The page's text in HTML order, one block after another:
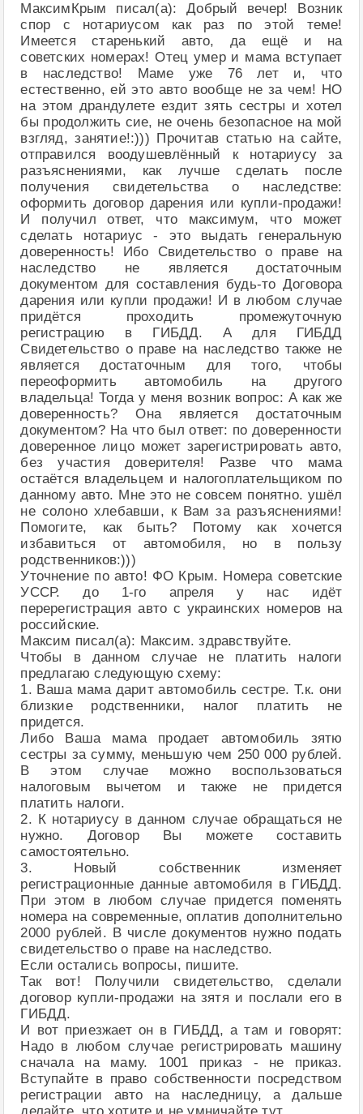
МаксимКрым писал(а): Добрый вечер! Возник
спор с нотариусом как раз по этой теме!
Имеется старенький авто, да ещё и на
советских номерах! Отец умер и мама вступает
в наследство! Маме уже 76 лет и, что
естественно, ей это авто вообще не за чем! НО
на этом драндулете ездит зять сестры и хотел
бы продолжить сие, не очень безопасное на мой
взгляд, занятие!:))) Прочитав статью на сайте,
отправился воодушевлённый к нотариусу за
разъяснениями, как лучше сделать после
получения свидетельства о наследстве:
оформить договор дарения или купли-продажи!
И получил ответ, что максимум, что может
сделать нотариус - это выдать генеральную
доверенность! Ибо Свидетельство о праве на
наследство не является достаточным
документом для составления будь-то Договора
дарения или купли продажи! И в любом случае
придётся проходить промежуточную
регистрацию в ГИБДД. А для ГИБДД
Свидетельство о праве на наследство также не
является достаточным для того, чтобы
переоформить автомобиль на другого
владельца! Тогда у меня возник вопрос: А как же
доверенность? Она является достаточным
документом? На что был ответ: по доверенности
доверенное лицо может зарегистрировать авто,
без участия доверителя! Разве что мама
остаётся владельцем и налогоплательщиком по
данному авто. Мне это не совсем понятно. ушёл
не солоно хлебавши, к Вам за разъяснениями!
Помогите, как быть? Потому как хочется
избавиться от автомобиля, но в пользу
родственников:)))
Уточнение по авто! ФО Крым. Номера советские
УССР. до 1-го апреля у нас идёт
перерегистрация авто с украинских номеров на
российские.
Максим писал(а): Максим. здравствуйте.
Чтобы в данном случае не платить налоги
предлагаю следующую схему:
1. Ваша мама дарит автомобиль сестре. Т.к. они
близкие родственники, налог платить не
придется.
Либо Ваша мама продает автомобиль зятю
сестры за сумму, меньшую чем 250 000 рублей.
В этом случае можно воспользоваться
налоговым вычетом и также не придется
платить налоги.
2. К нотариусу в данном случае обращаться не
нужно. Договор Вы можете составить
самостоятельно.
3. Новый собственник изменяет
регистрационные данные автомобиля в ГИБДД.
При этом в любом случае придется поменять
номера на современные, оплатив дополнительно
2000 рублей. В числе документов нужно подать
свидетельство о праве на наследство.
Если остались вопросы, пишите.
Так вот! Получили свидетельство, сделали
договор купли-продажи на зятя и послали его в
ГИБДД.
И вот приезжает он в ГИБДД, а там и говорят:
Надо в любом случае регистрировать машину
сначала на маму. 1001 приказ - не приказ.
Вступайте в право собственности посредством
регистрации авто на наследницу, а дальше